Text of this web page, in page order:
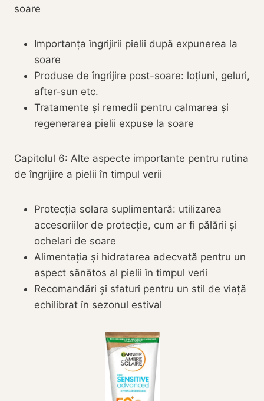
soare
Importanța îngrijirii pielii după expunerea la
soare
Produse de îngrijire post-soare: loțiuni, geluri,
after-sun etc.
Tratamente și remedii pentru calmarea și
regenerarea pielii expuse la soare
Capitolul 6: Alte aspecte importante pentru rutina
de îngrijire a pielii în timpul verii
Protecția solara suplimentară: utilizarea
accesoriilor de protecție, cum ar fi pălării și
ochelari de soare
Alimentația și hidratarea adecvată pentru un
aspect sănătos al pielii în timpul verii
Recomandări și sfaturi pentru un stil de viață
echilibrat în sezonul estival